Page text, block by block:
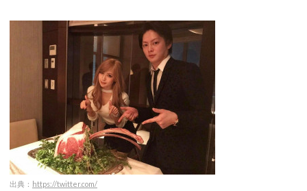
出典： https://twitter.com/